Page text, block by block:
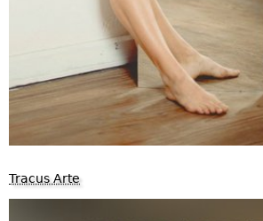
Tracus Arte